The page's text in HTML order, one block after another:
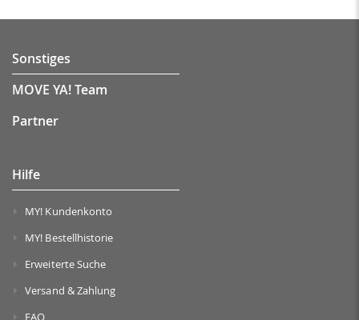
Sonstiges
MOVE YA! Team
Partner
Hilfe
MY! Kundenkonto
MY! Bestellhistorie
Erweiterte Suche
Versand & Zahlung
FAQ